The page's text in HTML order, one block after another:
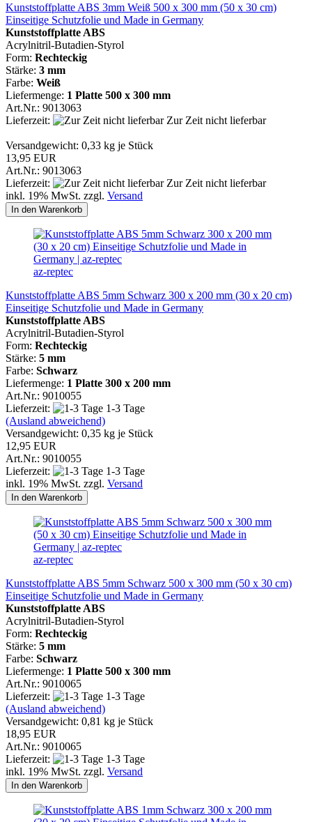
Kunststoffplatte ABS 3mm Weiß 500 x 300 mm (50 x 30 cm)
Einseitige Schutzfolie und Made in Germany
Kunststoffplatte ABS
Acrylnitril-Butadien-Styrol
Form: Rechteckig
Stärke: 3 mm
Farbe: Weiß
Liefermenge: 1 Platte 500 x 300 mm
Art.Nr.: 9013063
Lieferzeit:
Zur Zeit nicht lieferbar
Versandgewicht: 0,33 kg je Stück
13,95 EUR
Art.Nr.: 9013063
Lieferzeit:
Zur Zeit nicht lieferbar
inkl. 19% MwSt. zzgl. Versand
In den Warenkorb
az-reptec
Kunststoffplatte ABS 5mm Schwarz 300 x 200 mm (30 x 20 cm)
Einseitige Schutzfolie und Made in Germany
Kunststoffplatte ABS
Acrylnitril-Butadien-Styrol
Form: Rechteckig
Stärke: 5 mm
Farbe: Schwarz
Liefermenge: 1 Platte 300 x 200 mm
Art.Nr.: 9010055
Lieferzeit:
1-3 Tage
(Ausland abweichend)
Versandgewicht: 0,35 kg je Stück
12,95 EUR
Art.Nr.: 9010055
Lieferzeit:
1-3 Tage
inkl. 19% MwSt. zzgl. Versand
In den Warenkorb
az-reptec
Kunststoffplatte ABS 5mm Schwarz 500 x 300 mm (50 x 30 cm)
Einseitige Schutzfolie und Made in Germany
Kunststoffplatte ABS
Acrylnitril-Butadien-Styrol
Form: Rechteckig
Stärke: 5 mm
Farbe: Schwarz
Liefermenge: 1 Platte 500 x 300 mm
Art.Nr.: 9010065
Lieferzeit:
1-3 Tage
(Ausland abweichend)
Versandgewicht: 0,81 kg je Stück
18,95 EUR
Art.Nr.: 9010065
Lieferzeit:
1-3 Tage
inkl. 19% MwSt. zzgl. Versand
In den Warenkorb